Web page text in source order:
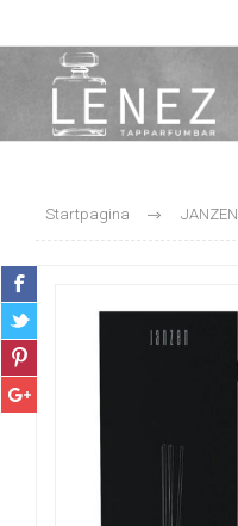
Startpagina JANZEN